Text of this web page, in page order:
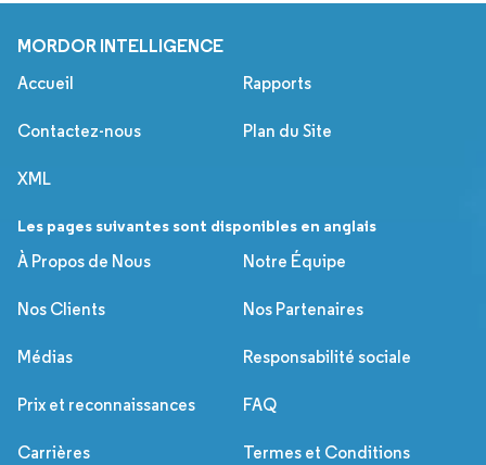
MORDOR INTELLIGENCE
Accueil Rapports
Contactez-nous Plan du Site
XML
Les pages suivantes sont disponibles en anglais
À Propos de Nous
Notre Équipe
Nos Clients Nos Partenaires
Médias Responsabilité sociale
Prix et reconnaissances FAQ
Carrières Termes et Conditions